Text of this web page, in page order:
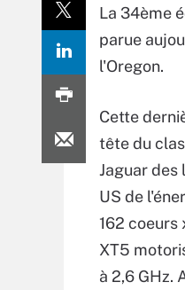
La 34ème
parue
l'Oregon.
Cette
tête du
Jaguar des
US de
162 coeurs
XT5
à 2,6 GHz.